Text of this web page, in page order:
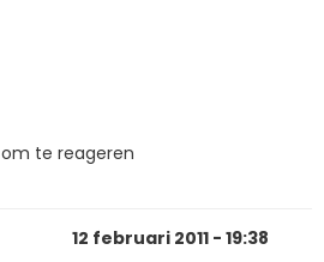
om te reageren
12 februari 2011 - 19:38